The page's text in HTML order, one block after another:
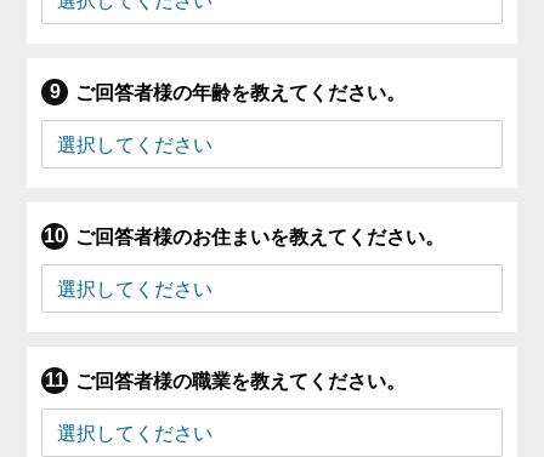
ご回答者様の年齢を教えてください。
ご回答者様のお住まいを教えてください。
ご回答者様の職業を教えてください。